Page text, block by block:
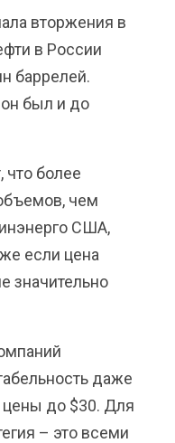
вторжения в
в России
баррелей.
был и до
что более
чем
США,
если цена
значительно
даже
до $30. Для
– это всеми